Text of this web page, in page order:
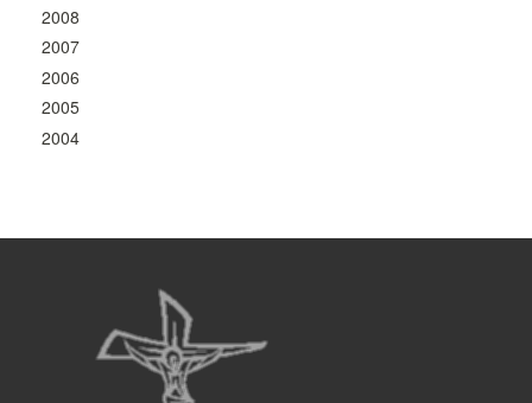
2008
2007
2006
2005
2004